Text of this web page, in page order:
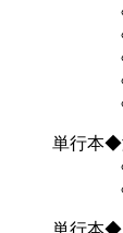
単行本◆
単行本◆